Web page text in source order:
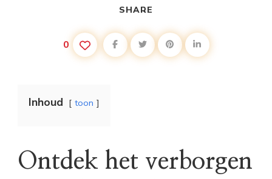
SHARE
0
Inhoud toon
Ontdek het verborgen